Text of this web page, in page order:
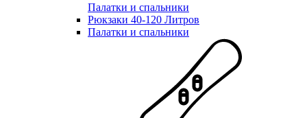
Палатки и спальники
Рюкзаки 40-120 Литров
Палатки и спальники